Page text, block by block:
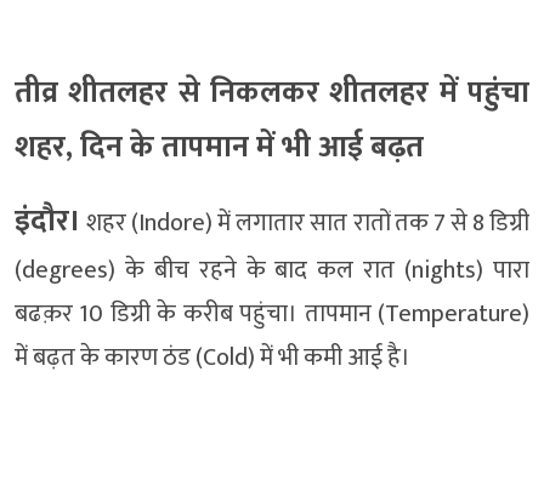
तीव्र शीतलहर से निकलकर शीतलहर में पहुंचा
शहर, दिन के तापमान में भी आई बढ़त
इंदौर। शहर (Indore) में लगातार सात रातों तक 7 से 8 डिग्री
(degrees) के बीच रहने के बाद कल रात (nights) पारा
बढक़र 10 डिग्री के करीब पहुंचा। तापमान (Temperature)
में बढ़त के कारण ठंड (Cold) में भी कमी आई है।